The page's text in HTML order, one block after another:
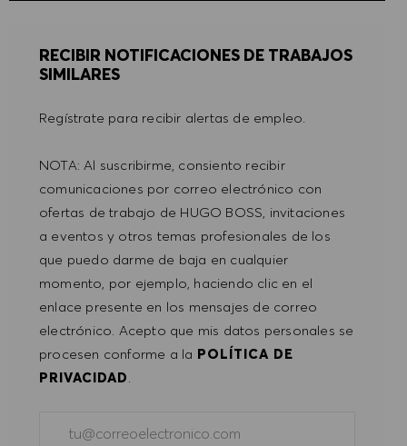
RECIBIR NOTIFICACIONES DE TRABAJOS
SIMILARES
Regístrate para recibir alertas de empleo.
NOTA: Al suscribirme, consiento recibir
comunicaciones por correo electrónico con
ofertas de trabajo de HUGO BOSS, invitaciones
a eventos y otros temas profesionales de los
que puedo darme de baja en cualquier
momento, por ejemplo, haciendo clic en el
enlace presente en los mensajes de correo
electrónico. Acepto que mis datos personales se
procesen conforme a la POLÍTICA DE
PRIVACIDAD.